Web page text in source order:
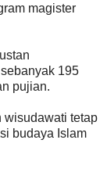
magister
195
pujian.
wisudawati tetap
budaya Islam